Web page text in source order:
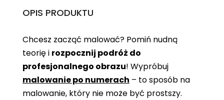
OPIS PRODUKTU
Chcesz zacząć malować? Pomiń nudną
teorię i rozpocznij podróż do
profesjonalnego obrazu! Wypróbuj
malowanie po numerach – to sposób na
malowanie, który nie może być prostszy.